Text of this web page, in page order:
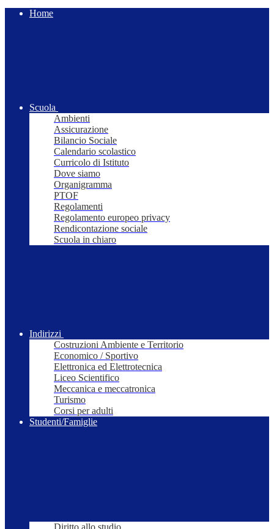
Home
Scuola
Ambienti
Assicurazione
Bilancio Sociale
Calendario scolastico
Curricolo di Istituto
Dove siamo
Organigramma
PTOF
Regolamenti
Regolamento europeo privacy
Rendicontazione sociale
Scuola in chiaro
Indirizzi
Costruzioni Ambiente e Territorio
Economico / Sportivo
Elettronica ed Elettrotecnica
Liceo Scientifico
Meccanica e meccatronica
Turismo
Corsi per adulti
Studenti/Famiglie